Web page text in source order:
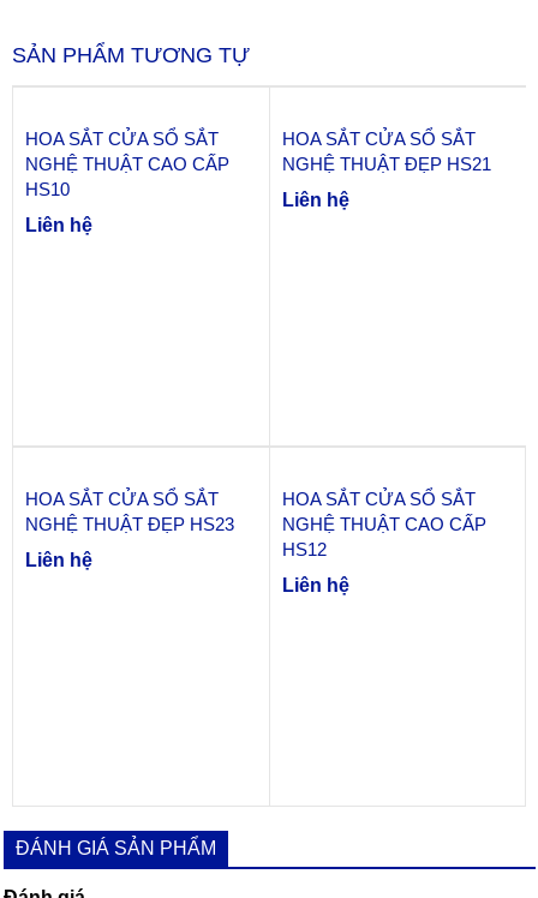
SẢN PHẨM TƯƠNG TỰ
HOA SẮT CỬA SỔ SẮT
NGHỆ THUẬT CAO CẤP
HS10
Liên hệ
HOA SẮT CỬA SỔ SẮT
NGHỆ THUẬT ĐẸP HS21
Liên hệ
HOA SẮT CỬA SỔ SẮT
NGHỆ THUẬT ĐẸP HS23
Liên hệ
HOA SẮT CỬA SỔ SẮT
NGHỆ THUẬT CAO CẤP
HS12
Liên hệ
ĐÁNH GIÁ SẢN PHẨM